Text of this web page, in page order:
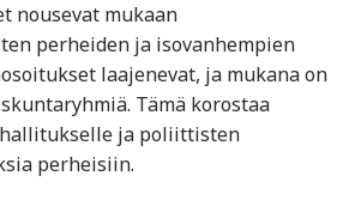
nousevat mukaan
perheiden ja isovanhempien
laajenevat, ja mukana on
Tämä korostaa
ja poliittisten
perheisiin.